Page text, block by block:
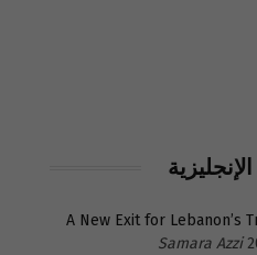
A New Exit for Lebanon’s
Samara Azzi